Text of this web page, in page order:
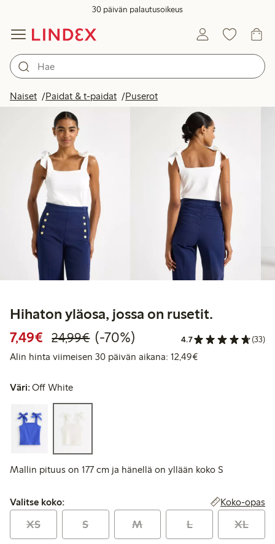
30 päivän palautusoikeus
Naiset Paidat & t-paidat Puserot
Hihaton yläosa, jossa on rusetit.
7,49€ Alennettu hinta: 7,49 €
24,99€Normaalihinta: 24,99 €
70% alennus
(-70%) 4.7 (33)
Alin hinta viimeisen 30 päivän aikana: 12,49€Alin hinta
Väri:Off White
Mallin pituus on 177 cm ja hänellä on yllään koko S
Valitse koko:
Valitse koko: Koko-opas
XS S M L XL